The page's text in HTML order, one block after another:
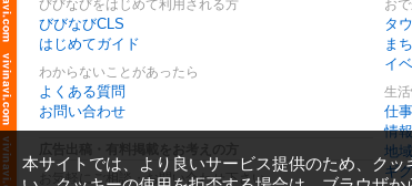
びびなびをはじめて利用される方
びびなびCLS
はじめてガイド
わからないことがあったら
よくある質問
お問い合わせ
お気軽にご相談・お問い合わせ下さい
お
タ
ま
イ
生
仕
情
地
ギ
本サイトでは、より良いサービス提供のため、ク